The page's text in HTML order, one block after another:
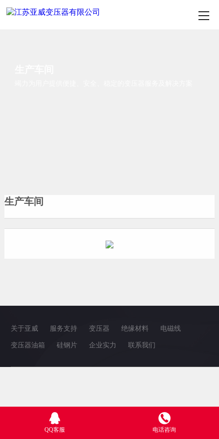
生产车间
关于亚威 服务支持 变压器 绝缘材料 电磁线
变压器油箱 硅钢片 企业实力 联系我们
QQ客服 电话咨询